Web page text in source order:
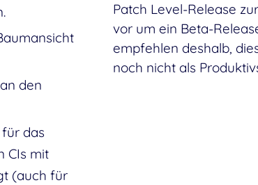
den
das
CIs mit
(auch für
Patch Level-Release
vor um ein Beta-
empfehlen deshalb,
noch nicht als